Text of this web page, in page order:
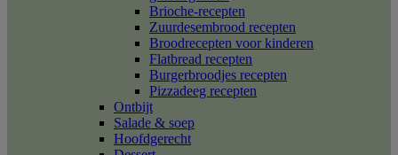
Brioche-recepten
Zuurdesembrood recepten
Broodrecepten voor kinderen
Flatbread recepten
Burgerbroodjes recepten
Pizzadeeg recepten
Ontbijt
Salade & soep
Hoofdgerecht